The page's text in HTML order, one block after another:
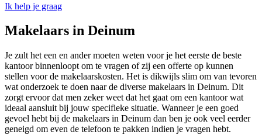
Ik help je graag
Makelaars in Deinum
Je zult het een en ander moeten weten voor je het eerste de beste
kantoor binnenloopt om te vragen of zij een offerte op kunnen
stellen voor de makelaarskosten. Het is dikwijls slim om van tevoren
wat onderzoek te doen naar de diverse makelaars in Deinum. Dit
zorgt ervoor dat men zeker weet dat het gaat om een kantoor wat
ideaal aansluit bij jouw specifieke situatie. Wanneer je een goed
gevoel hebt bij de makelaars in Deinum dan ben je ook veel eerder
geneigd om even de telefoon te pakken indien je vragen hebt.